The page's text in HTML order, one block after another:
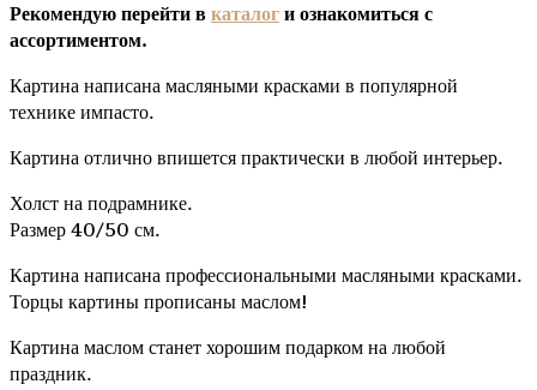
Рекомендую перейти вкаталоги ознакомиться с
ассортиментом.
Картина написана масляными красками в популярной
технике импасто.
Картина отлично впишется практически в любой интерьер.
Холст на подрамнике.
Размер 40/50 см.
Картина написана профессиональными масляными красками.
Торцы картины прописаны маслом!
Картина маслом станет хорошим подарком на любой
праздник.